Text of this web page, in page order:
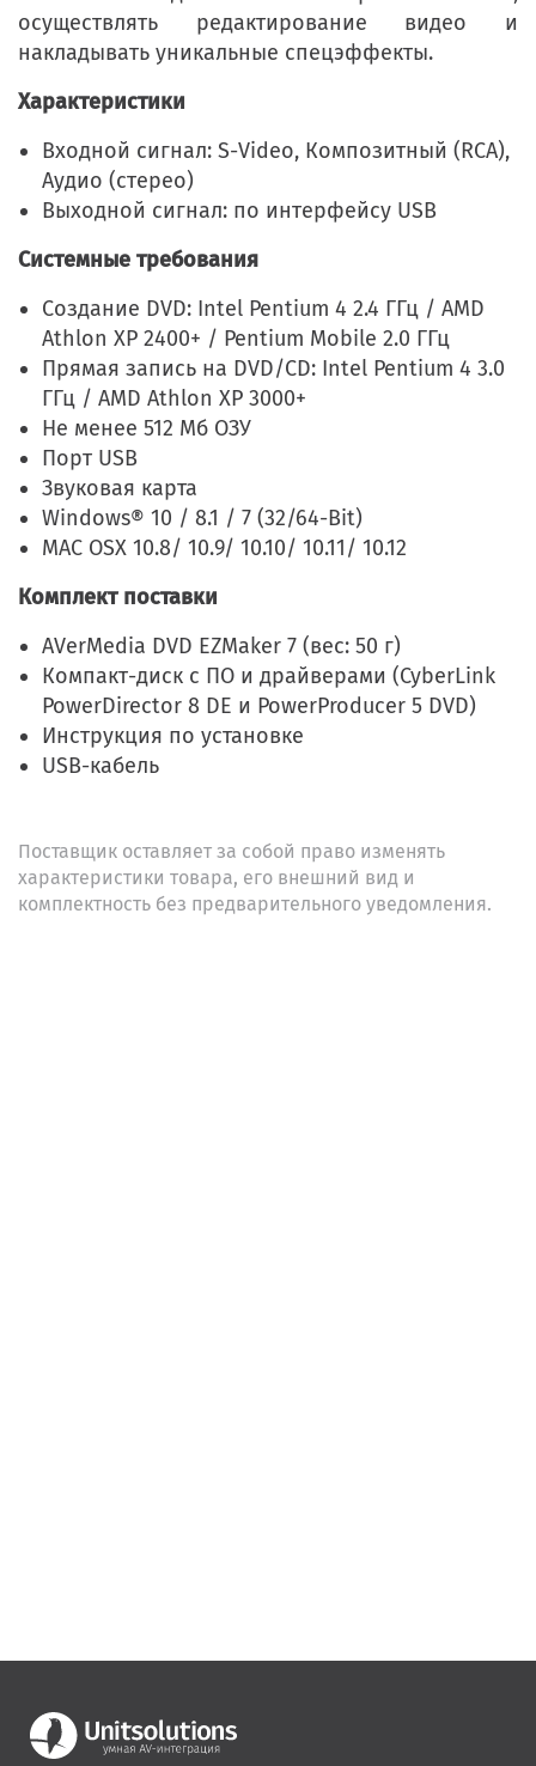
осуществлять редактирование видео и
накладывать уникальные спецэффекты.
Характеристики
Входной сигнал: S-Video, Композитный (RCA),
Аудио (стерео)
Выходной сигнал: по интерфейсу USB
Системные требования
Создание DVD: Intel Pentium 4 2.4 ГГц / AMD
Athlon XP 2400+ / Pentium Mobile 2.0 ГГц
Прямая запись на DVD/CD: Intel Pentium 4 3.0
ГГц / AMD Athlon XP 3000+
Не менее 512 Мб ОЗУ
Порт USB
Звуковая карта
Windows® 10 / 8.1 / 7 (32/64-Bit)
MAC OSX 10.8/ 10.9/ 10.10/ 10.11/ 10.12
Комплект поставки
AVerMedia DVD EZMaker 7 (вес: 50 г)
Компакт-диск с ПО и драйверами (CyberLink
PowerDirector 8 DE и PowerProducer 5 DVD)
Инструкция по установке
USB-кабель
Поставщик оставляет за собой право изменять
характеристики товара, его внешний вид и
комплектность без предварительного уведомления.